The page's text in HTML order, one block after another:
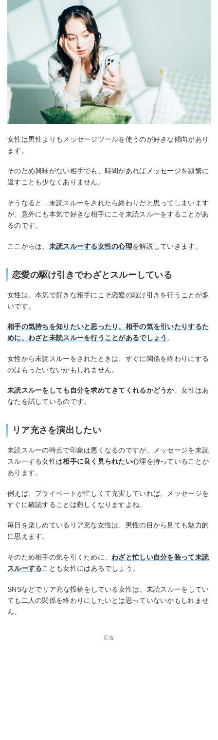
女性は男性よりもメッセージツールを使うのが好きな傾向があり
ます。
そのため興味がない相手でも、時間があればメッセージを頻繁に
返すことも少なくありません。
そうなると…未読スルーをされたら終わりだと思ってしまいます
が、意外にも本気で好きな相手にこそ未読スルーをすることがあ
るのです。
ここからは、 未読スルーする女性の心理を解説していきます。
恋愛の駆け引きでわざとスルーしている
女性は、本気で好きな相手にこそ恋愛の駆け引きを行うことが多
いです。
相手の気持ちを知りたいと思ったり、相手の気を引いたりするた
めに、わざと未読スルーを行うことがあるでしょう 。
女性から未読スルーをされたときは、すぐに関係を終わりにする
のはもったいないかもしれません。
未読スルーをしても自分を求めてきてくれるかどうか、女性はあ
なたを試しているのです。
リア充さを演出したい
未読スルーの時点で印象は悪くなるのですが、メッセージを未読
スルーする女性は相手に良く見られたい心理を持っていることが
あります。
例えば、プライベートが忙しくて充実していれば、メッセージを
すぐに確認することは難しくなりますよね。
毎日を楽しめているリア充な女性は、男性の目から見ても魅力的
に思えます。
そのため相手の気を引くために、 わざと忙しい自分を装って未読
スルーすることも女性にはあるでしょう。
SNSなどでリア充な投稿をしている女性は、未読スルーをしてい
ても二人の関係を終わりにしたいとは思っていないかもしれませ
ん。
広告